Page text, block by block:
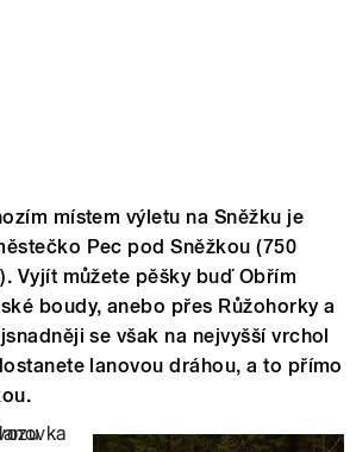
místem výletu na Sněžku je
Pec pod Sněžkou (750
Vyjít můžete pěšky buď Obřím
boudy, anebo přes Růžohorky a
se však na nejvyšší vrchol
lanovou dráhou, a to přímo